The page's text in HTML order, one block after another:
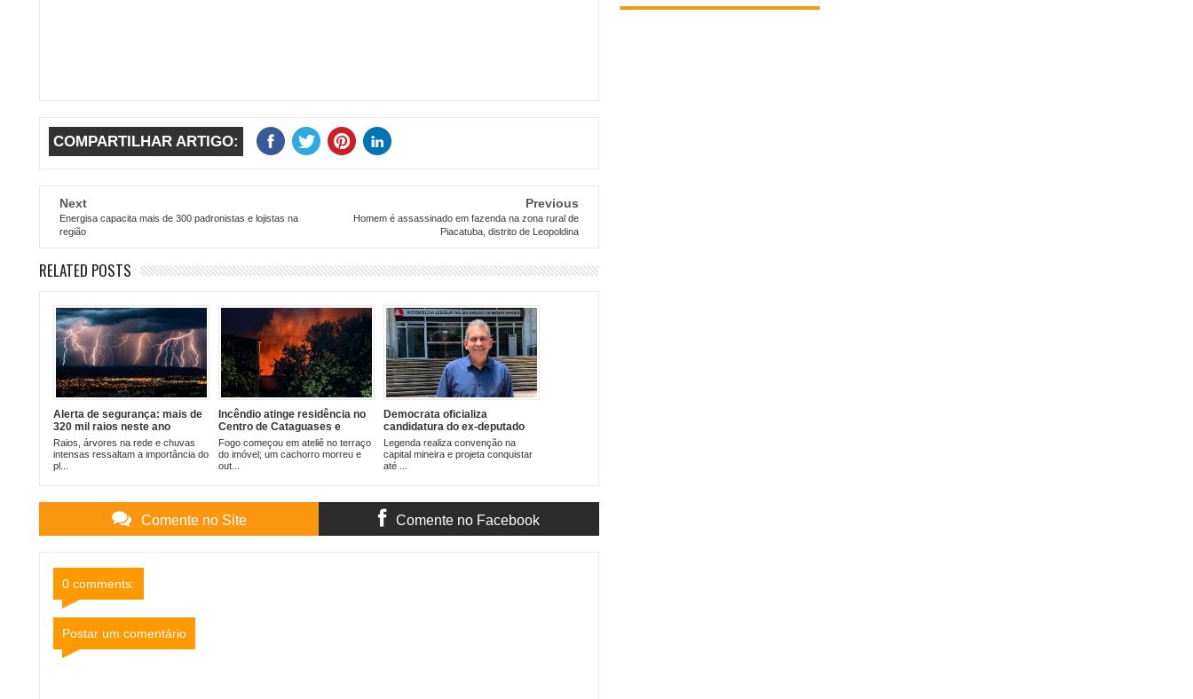
COMPARTILHAR ARTIGO:
Next
Energisa capacita mais de 300 padronistas e lojistas na
região
Previous
Homem é assassinado em fazenda na zona rural de
Piacatuba, distrito de Leopoldina
RELATED POSTS
Alerta de segurança: mais de
320 mil raios neste ano
reforçam cuidados durante
tempestades
Raios, árvores na rede e chuvas
intensas ressaltam a importância do
pl...
Incêndio atinge residência no
Centro de Cataguases e
mobiliza bombeiros
​Fogo começou em ateliê no terraço
do imóvel; um cachorro morreu e
out...
Democrata oficializa
candidatura do ex-deputado
Fernando Pacheco em Minas
Gerais
Legenda realiza convenção na
capital mineira e projeta conquistar
até ...
Comente no Site Comente no Facebook
0 comments:
Postar um comentário